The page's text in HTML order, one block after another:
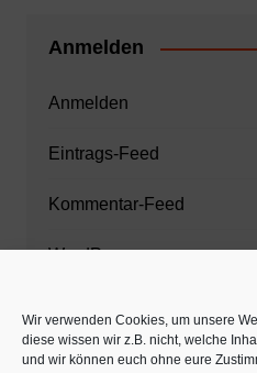
Wir verwenden Cookies, um unsere
diese wissen wir z.B. nicht, welche
und wir können euch ohne eure
Anmelden
Anmelden
Eintrags-Feed
Kommentar-Feed
WordPress.org
Zahnarzt München